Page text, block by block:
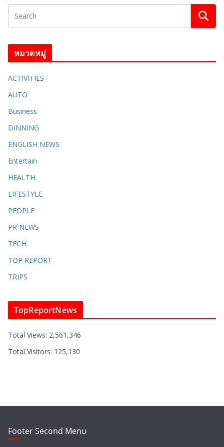
หมวดหมู่
ACTIVITIES
AUTO
Business
DINNING
ENGLISH​ NEWS
Entertain
HEALTH
LIFESTYLE
PEOPLE
PR NEWS
TECH
TOP REPORT
TRIPS
TopReportNews
Total Views: 2,561,346
Total Visitors: 125,130
Footer Second Menu